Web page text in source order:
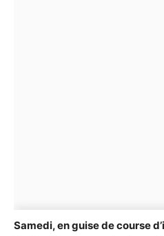
Samedi, en guise de course